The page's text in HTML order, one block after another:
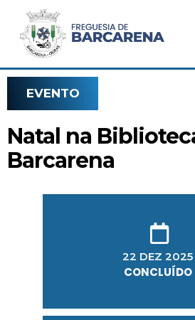
EVENTO
Natal na
Barcarena
22 DEZ 2025
CONCLUÍDO